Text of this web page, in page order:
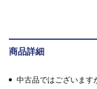
商品詳細
中古品ではございます